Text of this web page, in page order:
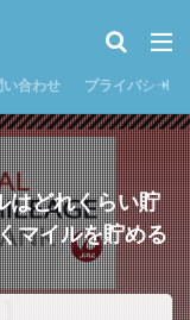
い合わせ プライバシーポ
はどれくらい貯
マイルを貯める